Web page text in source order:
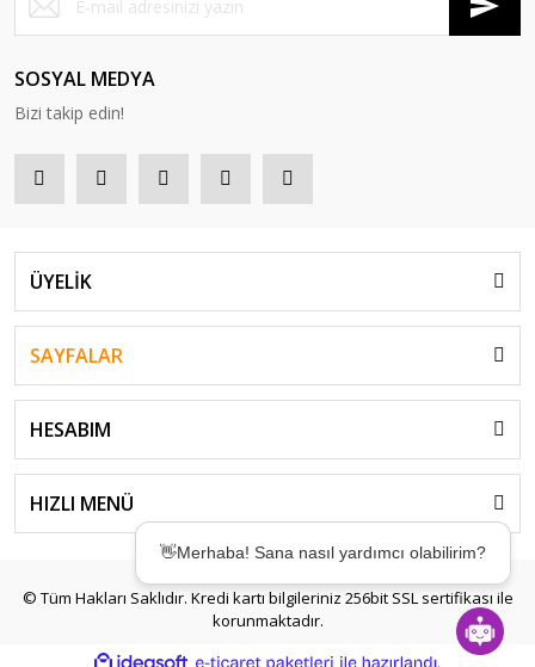
SOSYAL MEDYA
Bizi takip edin!
ÜYELİK
SAYFALAR
HESABIM
HIZLI MENÜ
© Tüm Hakları Saklıdır. Kredi kartı bilgileriniz 256bit SSL sertifikası ile
korunmaktadır.
ideasoft e-
👋Merhaba! Sana nasıl yardımcı olabilirim?
çözümler sunmak için buradayım! ✨